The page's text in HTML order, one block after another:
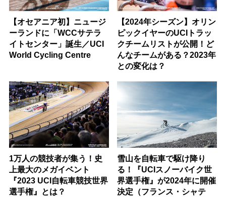
【オセアニア初】ニュージ
ーランドに「WCCサテラ
イトセンター」誕生／UCI
World Cycling Centre
【2024年シーズン】オリン
ピックイヤーのUCIトラッ
クチームリストが公開！ど
んなチームがある？2023年
との変化は？
1万人の競技者が集う！史
上最大のメガイベント
『2023 UCI自転車競技世界
選手権』とは？
雪山を自転車で駆け降り
る！『UCIスノーバイク世
界選手権』が2024年に開催
決定（フランス・シャテ